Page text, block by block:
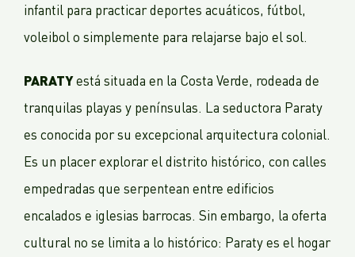
infantil para practicar deportes acuáticos, fútbol,
voleibol o simplemente para relajarse bajo el sol.
PARATYestá situada en la Costa Verde, rodeada de
tranquilas playas y penínsulas. La seductora Paraty
es conocida por su excepcional arquitectura colonial.
Es un placer explorar el distrito histórico, con calles
empedradas que serpentean entre edificios
encalados e iglesias barrocas. Sin embargo, la oferta
cultural no se limita a lo histórico: Paraty es el hogar